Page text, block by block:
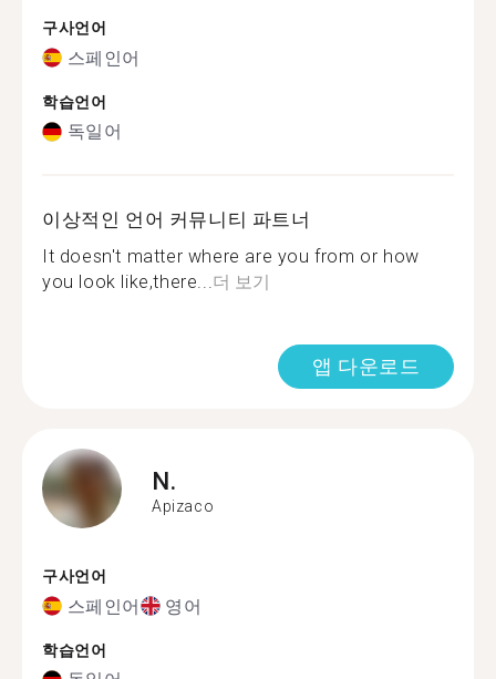
구사언어
스페인어
학습언어
독일어
이상적인 언어 커뮤니티 파트너
It doesn't matter where are you from or how
you look like,there...더 보기
앱 다운로드
N.
Apizaco
구사언어
스페인어 영어
학습언어